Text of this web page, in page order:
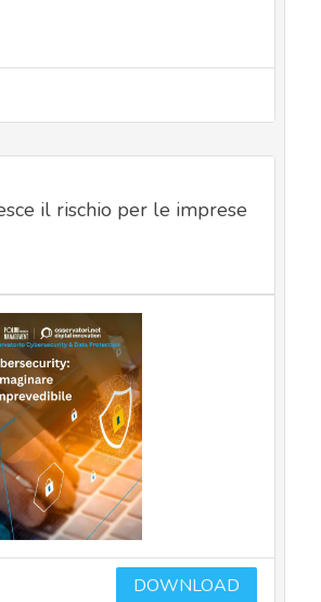
il rischio per le imprese
DOWNLOAD